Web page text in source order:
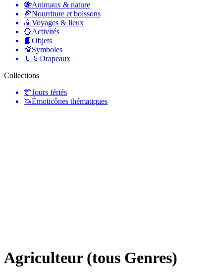
🐝Animaux & nature
🍕Nourriture et boissons
🌇Voyages & lieux
🥎Activités
📙Objets
💯Symboles
🇺🇸Drapeaux
Collections
🎊Jours fériés
🦄Émoticônes thématiques
Agriculteur (tous Genres)